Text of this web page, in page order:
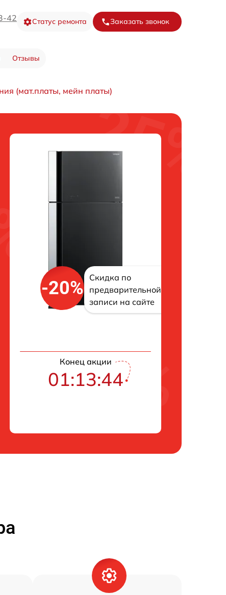
42 Статус ремонта Заказать звонок
Отзывы
(мат.платы, мейн платы)
-20%
Скидка по
предварительной
записи на сайте
Конец акции
01:13:43